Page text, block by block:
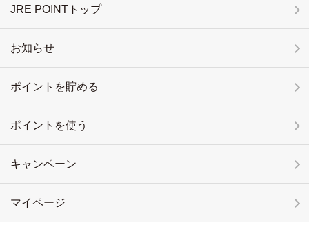
JRE POINTトップ
お知らせ
ポイントを貯める
ポイントを使う
キャンペーン
マイページ